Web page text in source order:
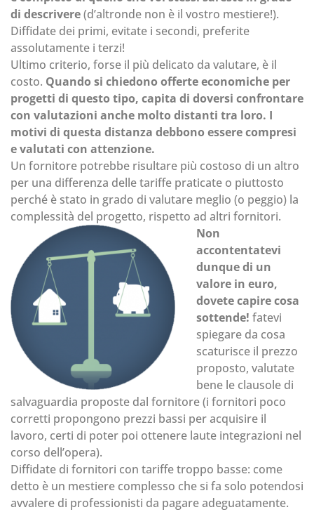
di descrivere(d’altronde non è il vostro mestiere!).
Diffidate dei primi, evitate i secondi, preferite
assolutamente i terzi!
Ultimo criterio, forse il più delicato da valutare, è il
costo. Quando si chiedono offerte economiche per
progetti di questo tipo, capita di doversi confrontare
con valutazioni anche molto distanti tra loro. I
motivi di questa distanza debbono essere compresi
e valutati con attenzione.
Un fornitore potrebbe risultare più costoso di un altro
per una differenza delle tariffe praticate o piuttosto
perché è stato in grado di valutare meglio (o peggio) la
complessità del progetto, rispetto ad altri fornitori.
Non
accontentatevi
dunque di un
valore in euro,
dovete capire cosa
sottende! fatevi
spiegare da cosa
scaturisce il prezzo
proposto, valutate
bene le clausole di
salvaguardia proposte dal fornitore (i fornitori poco
corretti propongono prezzi bassi per acquisire il
lavoro, certi di poter poi ottenere laute integrazioni nel
corso dell’opera).
Diffidate di fornitori con tariffe troppo basse: come
detto è un mestiere complesso che si fa solo potendosi
avvalere di professionisti da pagare adeguatamente.